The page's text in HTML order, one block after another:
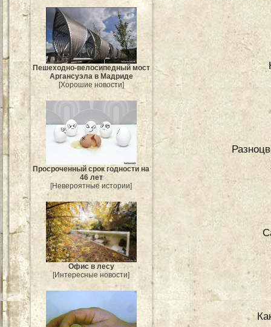
Пешеходно-велосипедный мост
Аргансуэла в Мадриде
[Хорошие новости]
Просроченный срок годности на
46 лет
[Невероятные истории]
Офис в лесу
[Интересные новости]